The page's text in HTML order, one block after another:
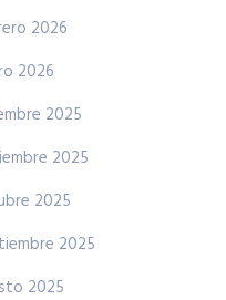
2026
2026
2025
2025
2025
2025
2025